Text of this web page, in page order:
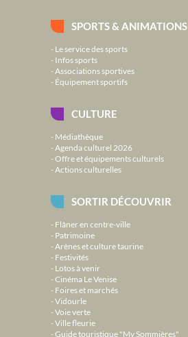
SPORTS & ANIMATIONS
Le service des sports
Infos sports
Associations sportives
Équipement sportifs
CULTURE
Médiathèque
Agenda culturel 2026
Offre et équipements culturels
Actions culturelles
SORTIR DÉCOUVRIR
Flâner en centre-ville
Patrimoine
Arènes et culture taurine
Festivités
Lotos à venir
Cinéma Le Venise
Foires et marchés
Vidourle
Voie verte
Ville fleurie
Guide touristique "My Sommières"